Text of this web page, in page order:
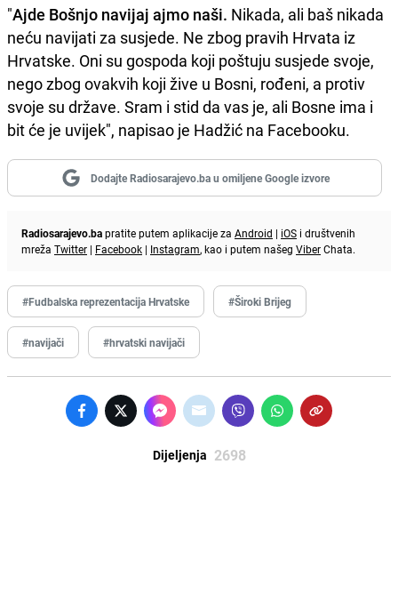
"Ajde Bošnjo navijaj ajmo naši. Nikada, ali baš nikada
neću navijati za susjede. Ne zbog pravih Hrvata iz
Hrvatske. Oni su gospoda koji poštuju susjede svoje,
nego zbog ovakvih koji žive u Bosni, rođeni, a protiv
svoje su države. Sram i stid da vas je, ali Bosne ima i
bit će je uvijek", napisao je Hadžić na Facebooku.
Dodajte Radiosarajevo.ba u omiljene Google izvore
Radiosarajevo.bapratite putem aplikacije za Android | iOS i društvenih
mreža Twitter | Facebook | Instagram, kao i putem našeg ViberChata.
#Fudbalska reprezentacija Hrvatske #Široki Brijeg
#navijači #hrvatski navijači
Dijeljenja 2698